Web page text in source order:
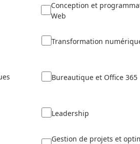
Conception et
Web
Transformation
Bureautique et Office 365
Leadership
Gestion de projets et